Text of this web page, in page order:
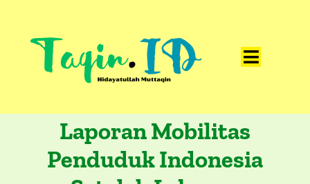
content
Toggle
Artikel
Laporan Mobilitas
Penduduk Indonesia